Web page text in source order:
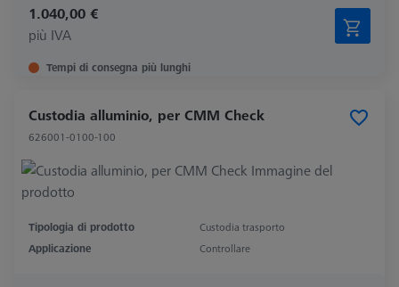
1.040,00 €
più IVA
Tempi di consegna più lunghi
Custodia alluminio, per CMM Check
626001-0100-100
Tipologia di prodotto
Custodia trasporto
Applicazione
Controllare